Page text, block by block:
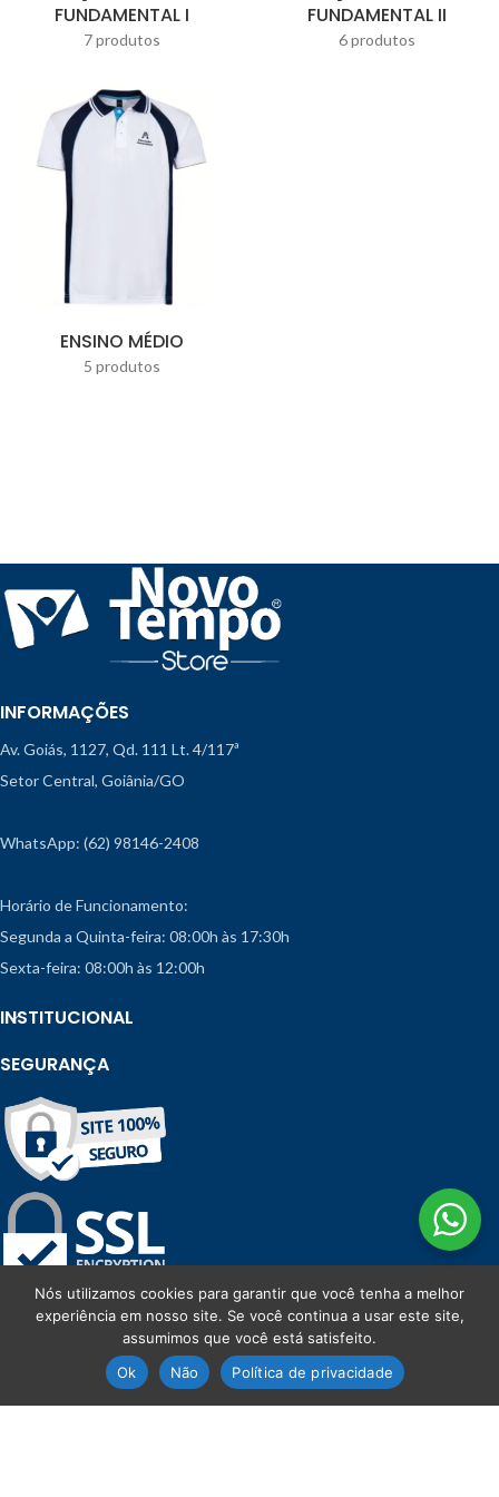
FUNDAMENTAL I
7 produtos
FUNDAMENTAL II
6 produtos
ENSINO MÉDIO
5 produtos
INFORMAÇÕES
Av. Goiás, 1127, Qd. 111 Lt. 4/117ª
Setor Central, Goiânia/GO
WhatsApp: (62) 98146-2408
Horário de Funcionamento:
Segunda a Quinta-feira: 08:00h às 17:30h
Sexta-feira: 08:00h às 12:00h
INSTITUCIONAL
SEGURANÇA
Minha conta
Nós utilizamos cookies para garantir que você tenha a melhor
experiência em nosso site. Se você continua a usar este site,
assumimos que você está satisfeito.
Ok
Não Política de privacidade